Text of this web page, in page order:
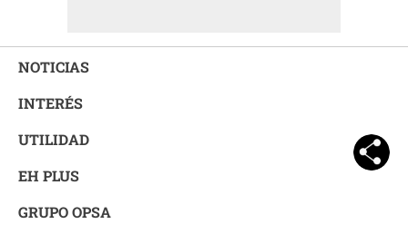
NOTICIAS
INTERÉS
UTILIDAD
EH PLUS
GRUPO OPSA